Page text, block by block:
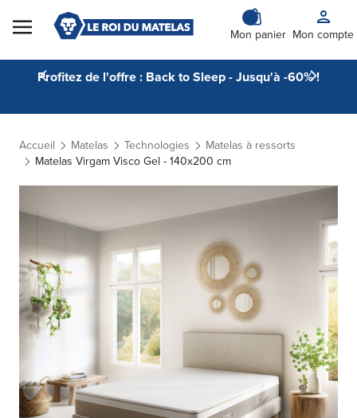
Skip to Content
Mon panier Mon compte
Profitez de l'offre : Back to Sleep - Jusqu'à -60% !
Accueil Matelas Technologies
Matelas à ressorts
Matelas Virgam Visco Gel - 140x200 cm